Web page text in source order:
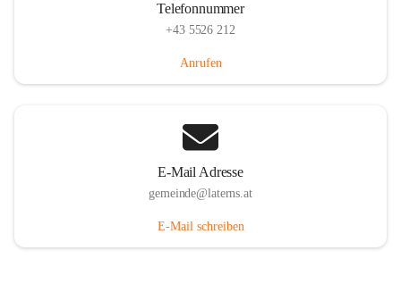
Telefonnummer
+43 5526 212
Anrufen
E-Mail Adresse
gemeinde@laterns.at
E-Mail schreiben